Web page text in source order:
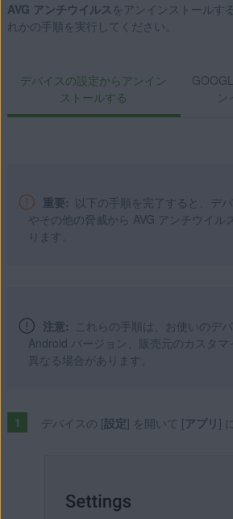
Apple macOS 13.x（Ventura）
Apple macOS 10.15.x（Catalina）
Apple macOS 10.14.x（Mojave）
Apple macOS 10.13.x（High Sierra）
Google Android 9.0（Pie、API 28）以降
AVG アンチウイルス をアンインストールす
れかの手順を実行してください。
デバイスの設定からアンイン
ストールする
重要: 以下の手順を完了すると、デ
やその他の脅威から AVG アンチウイル
ります。
注意: これらの手順は、お使いのデバ
Android バージョン、販売元のカスタ
異なる場合があります。
デバイスの [設定] を開いて [アプリ ]